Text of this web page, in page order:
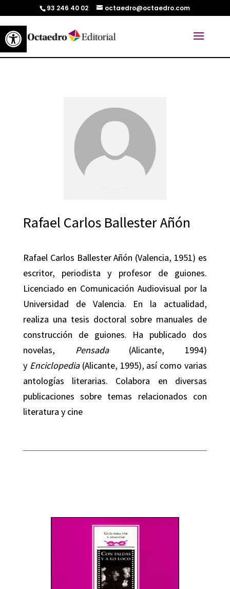
Abrir barra de herramientas
93 246 40 02 octaedro@octaedro.com
Rafael Carlos Ballester Añón
Rafael Carlos Ballester Añón (Valencia, 1951) es
escritor, periodista y profesor de guiones.
Licenciado en Comunicación Audiovisual por la
Universidad de Valencia. En la actualidad,
realiza una tesis doctoral sobre manuales de
construcción de guiones. Ha publicado dos
novelas, Pensada(Alicante, 1994)
y Enciclopedia(Alicante, 1995), así como varias
antologías literarias. Colabora en diversas
publicaciones sobre temas relacionados con
literatura y cine